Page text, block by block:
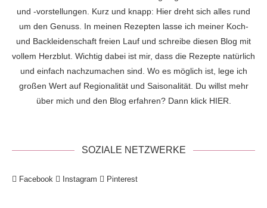
und -vorstellungen. Kurz und knapp: Hier dreht sich alles rund
um den Genuss. In meinen Rezepten lasse ich meiner Koch-
und Backleidenschaft freien Lauf und schreibe diesen Blog mit
vollem Herzblut. Wichtig dabei ist mir, dass die Rezepte natürlich
und einfach nachzumachen sind. Wo es möglich ist, lege ich
großen Wert auf Regionalität und Saisonalität. Du willst mehr
über mich und den Blog erfahren? Dann klick HIER
SOZIALE NETZWERKE
Facebook Instagram Pinterest